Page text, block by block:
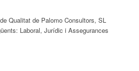
Qualitat de Palomo Consultors, SL
Laboral, Jurídic i Assegurances